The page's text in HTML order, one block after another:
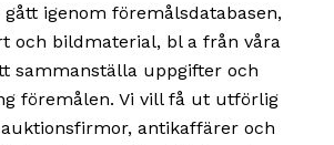
igenom föremålsdatabasen,
och bildmaterial, bl a från våra
sammanställa uppgifter och
föremålen. Vi vill få ut utförlig
antikaffärer och